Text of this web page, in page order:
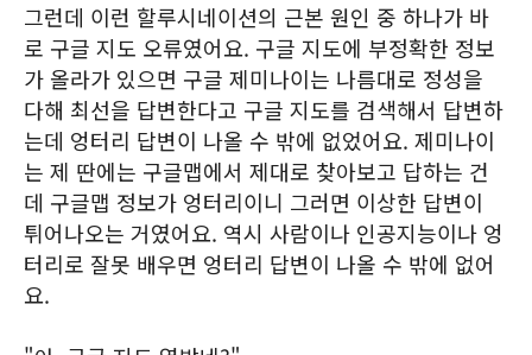
그런데 이런 할루시네이션의 근본 원인 중 하나가 바
로 구글 지도 오류였어요. 구글 지도에 부정확한 정보
가 올라가 있으면 구글 제미나이는 나름대로 정성을
다해 최선을 답변한다고 구글 지도를 검색해서 답변하
는데 엉터리 답변이 나올 수 밖에 없었어요. 제미나이
는 제 딴에는 구글맵에서 제대로 찾아보고 답하는 건
데 구글맵 정보가 엉터리이니 그러면 이상한 답변이
튀어나오는 거였어요. 역시 사람이나 인공지능이나 엉
터리로 잘못 배우면 엉터리 답변이 나올 수 밖에 없어
요.